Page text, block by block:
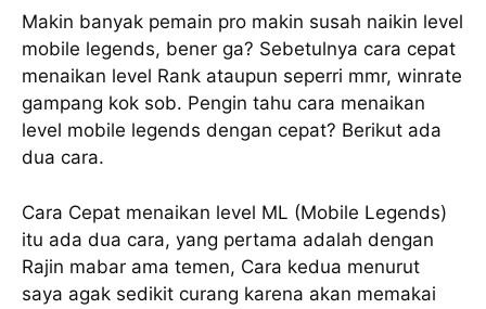
Makin banyak pemain pro makin susah naikin level
mobile legends, bener ga? Sebetulnya cara cepat
menaikan level Rank ataupun seperri mmr, winrate
gampang kok sob. Pengin tahu cara menaikan
level mobile legends dengan cepat? Berikut ada
dua cara.
Cara Cepat menaikan level ML (Mobile Legends)
itu ada dua cara, yang pertama adalah dengan
Rajin mabar ama temen, Cara kedua menurut
saya agak sedikit curang karena akan memakai